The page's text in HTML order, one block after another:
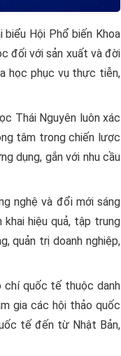
Hội Phổ biến Khoa
đối với sản xuất và đời
học phục vụ thực tiễn,
Thái Nguyên luôn xác
tâm trong chiến lược
dụng, gắn với nhu cầu
nghệ và đổi mới sáng
hiệu quả, tập trung
quản trị doanh nghiệp,
chí quốc tế thuộc danh
gia các hội thảo quốc
tế đến từ Nhật Bản,